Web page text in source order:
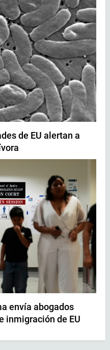
de EU alertan a
envía abogados
inmigración de EU